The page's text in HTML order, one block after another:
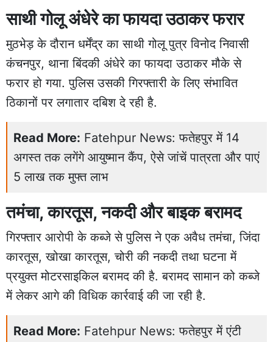
साथी गोलू अंधेरे का फायदा उठाकर फरार
मुठभेड़ के दौरान धर्मेंद्र का साथी गोलू पुत्र विनोद निवासी
कंचनपुर, थाना बिंदकी अंधेरे का फायदा उठाकर मौके से
फरार हो गया. पुलिस उसकी गिरफ्तारी के लिए संभावित
ठिकानों पर लगातार दबिश दे रही है.
Read More: Fatehpur News: फतेहपुर में 14
अगस्त तक लगेंगे आयुष्मान कैंप, ऐसे जांचें पात्रता और पाएं
5 लाख तक मुफ्त लाभ
तमंचा, कारतूस, नकदी और बाइक बरामद
गिरफ्तार आरोपी के कब्जे से पुलिस ने एक अवैध तमंचा, जिंदा
कारतूस, खोखा कारतूस, चोरी की नकदी तथा घटना में
प्रयुक्त मोटरसाइकिल बरामद की है. बरामद सामान को कब्जे
में लेकर आगे की विधिक कार्रवाई की जा रही है.
Read More: Fatehpur News: फतेहपुर में एंटी